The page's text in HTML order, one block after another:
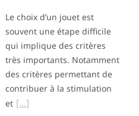
Le choix d’un jouet est
souvent une étape difficile
qui implique des critères
très importants. Notamment
des critères permettant de
contribuer à la stimulation
et